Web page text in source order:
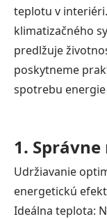
teplotu v
klimatizačného
predlžuje
poskytneme
spotrebu
1.
Udržiavanie
energetickú
Ideálna teplota: